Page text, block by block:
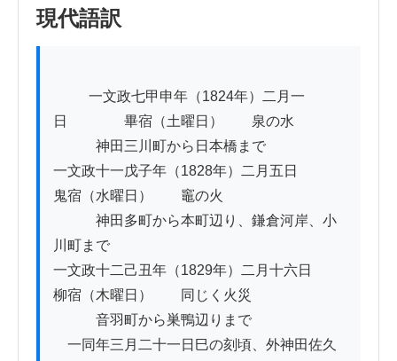
現代語訳
日　　　　畢宿（土曜日）　　泉の水
神田三川町から日本橋まで
一文政十一戊子年（1828年）二月五日
鬼宿（水曜日）　　竈の火
神田多町から本町辺り、鎌倉河岸、小
川町まで
一文政十二己丑年（1829年）二月十六日
柳宿（木曜日）　　同じく火災
音羽町から巣鴨辺りまで
一同年三月二十一日巳の刻頃、外神田佐久